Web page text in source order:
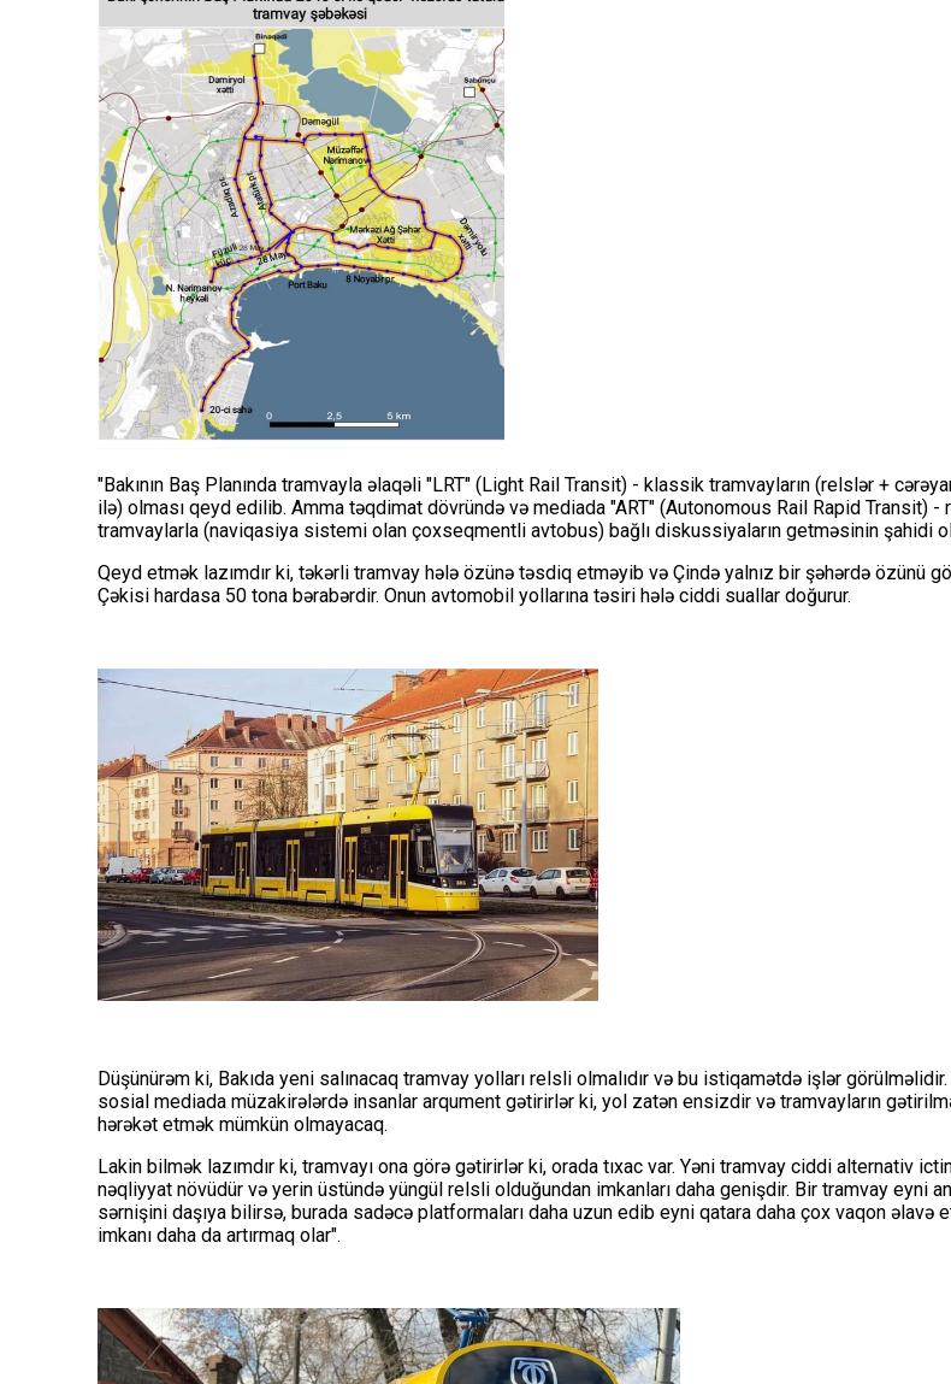
"Bakının Baş Planında tramvayla əlaqəli "LRT" (Light Rail Transit) - klassik tramvayların (relslər +
ilə) olması qeyd edilib. Amma təqdimat dövründə və mediada "ART" (Autonomous Rail Rapid Transit) -
tramvaylarla (naviqasiya sistemi olan çoxseqmentli avtobus) bağlı diskussiyaların getməsinin şahidi
Qeyd etmək lazımdır ki, təkərli tramvay hələ özünə təsdiq etməyib və Çində yalnız bir şəhərdə özünü
Çəkisi hardasa 50 tona bərabərdir. Onun avtomobil yollarına təsiri hələ ciddi suallar doğurur.
Düşünürəm ki, Bakıda yeni salınacaq tramvay yolları relsli olmalıdır və bu istiqamətdə işlər
sosial mediada müzakirələrdə insanlar arqument gətirirlər ki, yol zatən ensizdir və tramvayların
hərəkət etmək mümkün olmayacaq.
Lakin bilmək lazımdır ki, tramvayı ona görə gətirirlər ki, orada tıxac var. Yəni tramvay ciddi alternativ
nəqliyyat növüdür və yerin üstündə yüngül relsli olduğundan imkanları daha genişdir. Bir tramvay eyni
sərnişini daşıya bilirsə, burada sadəcə platformaları daha uzun edib eyni qatara daha çox vaqon əlavə
imkanı daha da artırmaq olar".